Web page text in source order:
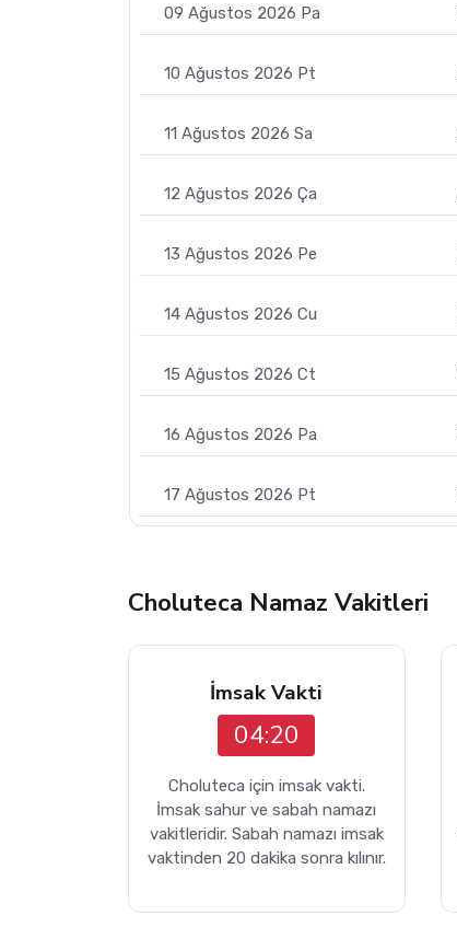
09 Ağustos 2026 Pa
10 Ağustos 2026 Pt
11 Ağustos 2026 Sa
12 Ağustos 2026 Ça
13 Ağustos 2026 Pe
14 Ağustos 2026 Cu
15 Ağustos 2026 Ct
16 Ağustos 2026 Pa
17 Ağustos 2026 Pt
Choluteca Namaz Vakitleri
İmsak Vakti
04:20
Choluteca için imsak vakti.
İmsak sahur ve sabah namazı
vakitleridir. Sabah namazı imsak
vaktinden 20 dakika sonra kılınır.